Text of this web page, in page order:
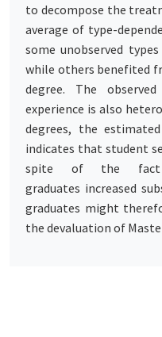
to decompose the
average of type-
some unobserved
while others benefited
degree. The
experience is also
degrees, the
indicates that student
spite of the
graduates increased
graduates might
the devaluation of